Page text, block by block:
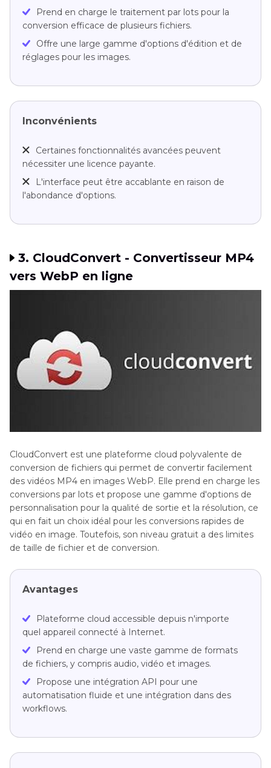
Prend en charge le traitement par lots pour la
conversion efficace de plusieurs fichiers.
Offre une large gamme d'options d'édition et de
réglages pour les images.
Inconvénients
Certaines fonctionnalités avancées peuvent
nécessiter une licence payante.
L'interface peut être accablante en raison de
l'abondance d'options.
3. CloudConvert - Convertisseur MP4
vers WebP en ligne
CloudConvert est une plateforme cloud polyvalente de
conversion de fichiers qui permet de convertir facilement
des vidéos MP4 en images WebP. Elle prend en charge les
conversions par lots et propose une gamme d'options de
personnalisation pour la qualité de sortie et la résolution, ce
qui en fait un choix idéal pour les conversions rapides de
vidéo en image. Toutefois, son niveau gratuit a des limites
de taille de fichier et de conversion.
Avantages
Plateforme cloud accessible depuis n'importe
quel appareil connecté à Internet.
Prend en charge une vaste gamme de formats
de fichiers, y compris audio, vidéo et images.
Propose une intégration API pour une
automatisation fluide et une intégration dans des
workflows.